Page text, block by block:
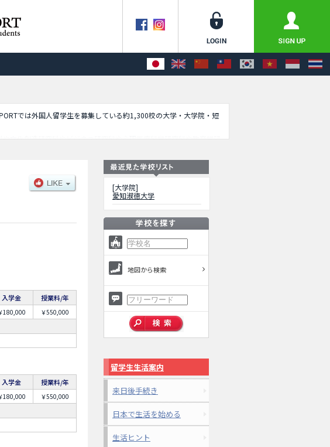
では外国人留学生を募集している約1,300校の大学・大学院・短
文化創造研究科やビジネス研究科や心理医療科学研究科や教育学研
入学金 授業料/年
180,000 ￥550,000
入学金 授業料/年
180,000 ￥550,000
[大学院]
愛知淑徳大学
地図から検索
留学生生活案内
来日後手続き
日本で生活を始める
生活ヒント